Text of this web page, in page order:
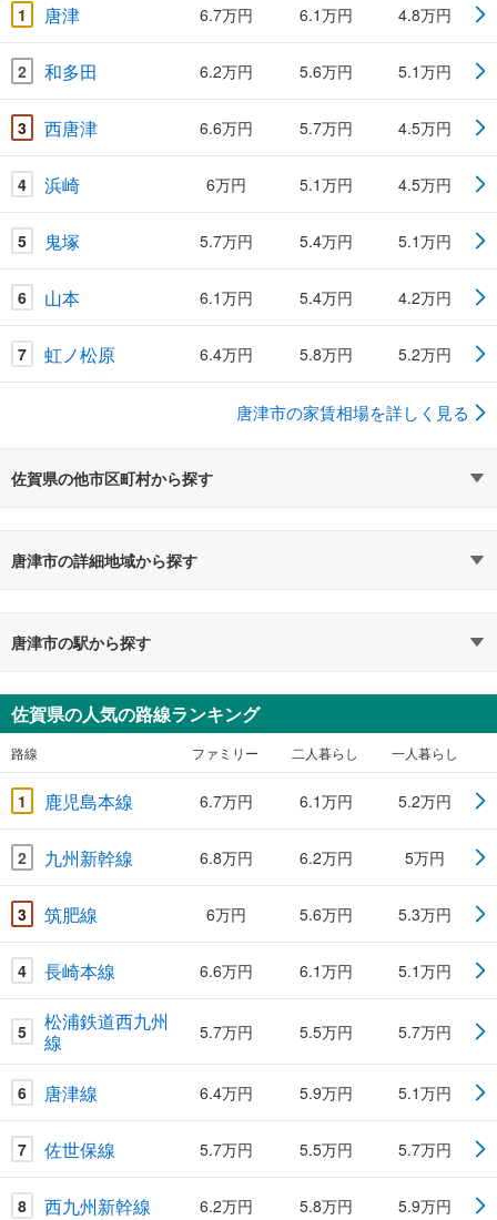
1 唐津 6.7万円 6.1万円 4.8万円
2 和多田 6.2万円 5.6万円 5.1万円
3 西唐津 6.6万円 5.7万円 4.5万円
4 浜崎 6万円 5.1万円 4.5万円
5 鬼塚 5.7万円 5.4万円 5.1万円
6 山本 6.1万円 5.4万円 4.2万円
7 虹ノ松原 6.4万円 5.8万円 5.2万円
唐津市の家賃相場を詳しく見る
佐賀県の他市区町村から探す
唐津市の詳細地域から探す
唐津市の駅から探す
佐賀県の人気の路線ランキング
路線 ファミリー 二人暮らし 一人暮らし
1 鹿児島本線 6.7万円 6.1万円 5.2万円
2 九州新幹線 6.8万円 6.2万円 5万円
3 筑肥線 6万円 5.6万円 5.3万円
4 長崎本線 6.6万円 6.1万円 5.1万円
5
松浦鉄道西九州
線
5.7万円 5.5万円 5.7万円
6 唐津線 6.4万円 5.9万円 5.1万円
7 佐世保線 5.7万円 5.5万円 5.7万円
8 西九州新幹線 6.2万円 5.8万円 5.9万円